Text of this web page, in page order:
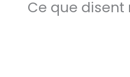
Ce que disent